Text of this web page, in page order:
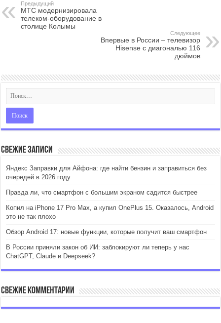
Предыдущий
МТС модернизировала
телеком-оборудование в
столице Колымы
Следующее
Впервые в России – телевизор
Hisense с диагональю 116
дюймов
Свежие записи
Яндекс Заправки для Айфона: где найти бензин и заправиться без
очередей в 2026 году
Правда ли, что смартфон с большим экраном садится быстрее
Копил на iPhone 17 Pro Max, а купил OnePlus 15. Оказалось, Android
это не так плохо
Обзор Android 17: новые функции, которые получит ваш смартфон
В России приняли закон об ИИ: заблокируют ли теперь у нас
ChatGPT, Claude и Deepseek?
Свежие комментарии